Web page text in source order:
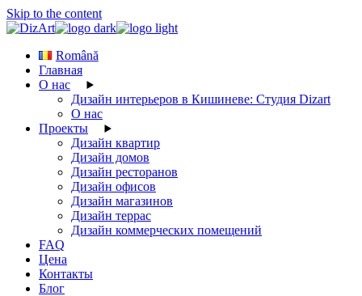
Skip to the content
Română
Главная
О нас
Дизайн интерьеров в Кишиневе: Студия Dizart
О нас
Проекты
Дизайн квартир
Дизайн домов
Дизайн ресторанов
Дизайн офисов
Дизайн магазинов
Дизайн террас
Дизайн коммерческих помещений
FAQ
Цена
Контакты
Блог